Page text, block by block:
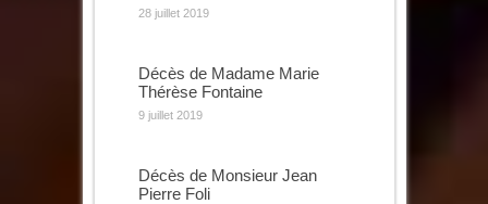
28 juillet 2019
Décès de Madame Marie
Thérèse Fontaine
9 juillet 2019
Décès de Monsieur Jean
Pierre Foli